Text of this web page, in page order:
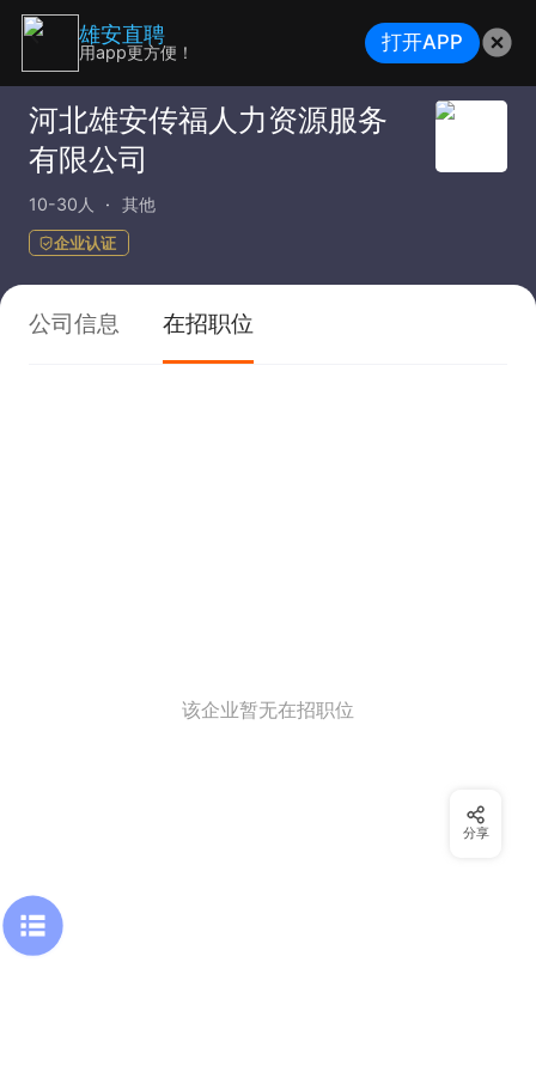
河北雄安传福人力资源服务
有限公司
10-30人 其他
企业认证
公司信息 在招职位
该企业暂无在招职位
分享
雄安直聘
用app更方便！ 打开APP